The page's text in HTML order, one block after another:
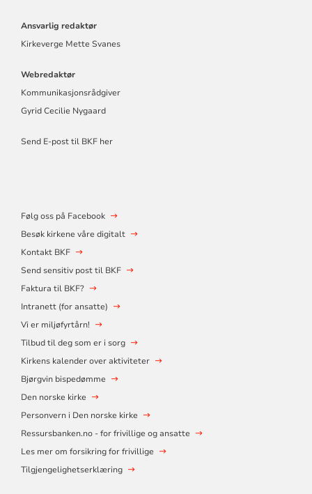
Ansvarlig redaktør
Kirkeverge Mette Svanes
Webredaktør
Kommunikasjonsrådgiver
Gyrid Cecilie Nygaard
Send E-post til BKF her
Følg oss på Facebook
Besøk kirkene våre digitalt
Kontakt BKF
Send sensitiv post til BKF
Faktura til BKF?
Intranett (for ansatte)
Vi er miljøfyrtårn!
Tilbud til deg som er i sorg
Kirkens kalender over aktiviteter
Bjørgvin bispedømme
Den norske kirke
Personvern i Den norske kirke
Ressursbanken.no - for frivillige og ansatte
Les mer om forsikring for frivillige
Tilgjengelighetserklæring